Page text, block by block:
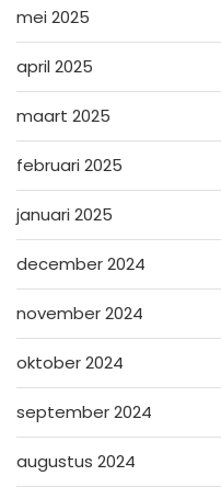
mei 2025
april 2025
maart 2025
februari 2025
januari 2025
december 2024
november 2024
oktober 2024
september 2024
augustus 2024